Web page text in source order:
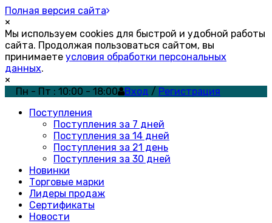
Полная версия сайта
×
Мы используем cookies для быстрой и удобной работы
сайта. Продолжая пользоваться сайтом, вы
принимаете условия обработки персональных
данных.
×
Пн - Пт : 10:00 - 18:00
Вход / Регистрация
Поступления
Поступления за 7 дней
Поступления за 14 дней
Поступления за 21 день
Поступления за 30 дней
Новинки
Торговые марки
Лидеры продаж
Сертификаты
Новости